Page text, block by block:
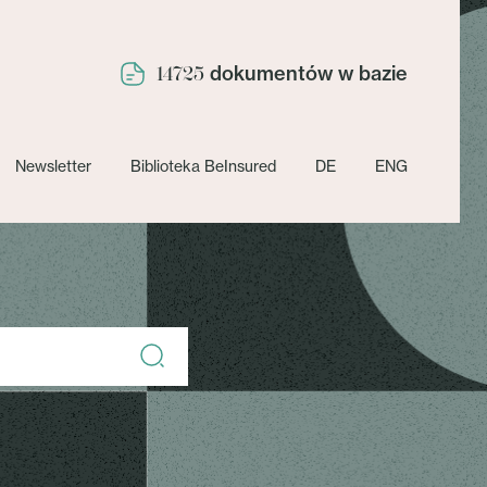
14725 dokumentów w bazie
Newsletter Biblioteka BeInsured DE ENG